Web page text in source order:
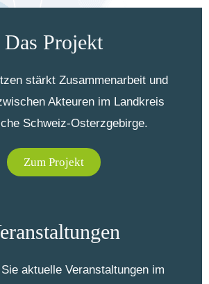
Das Projekt
stärkt Zusammenarbeit und
Akteuren im Landkreis
Schweiz-Osterzgebirge.
Zum Projekt
aktuelle Veranstaltungen im